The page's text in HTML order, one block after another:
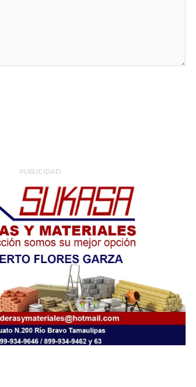
PUBLICIDAD